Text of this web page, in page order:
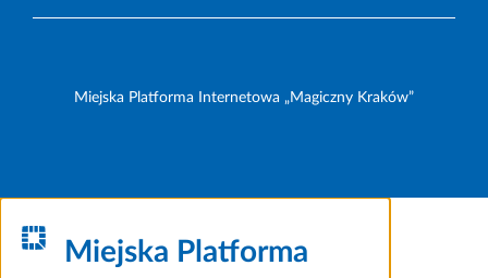
Miejska Platforma Internetowa „Magiczny Kraków”
Miejska Platforma